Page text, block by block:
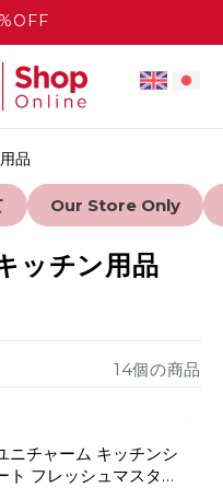
品
Our Store Only
ッチン用品
14個の商品
ニチャーム キッチンシ
ト フレッシュマスター